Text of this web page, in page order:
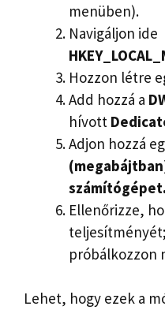
menüben).
Navigáljon ide
Hozzon létre
Add hozzá a
hívott
Adjon hozzá
számítógépet.
Ellenőrizze,
próbálkozzon
Lehet, hogy ezek a